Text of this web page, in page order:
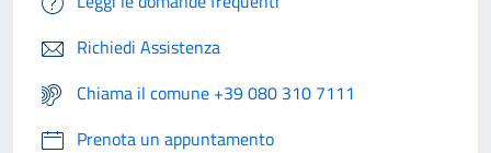
Richiedi Assistenza
Chiama il comune +39 080 310 7111
Prenota un appuntamento